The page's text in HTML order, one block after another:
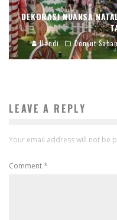
DEKORASI NUANSA
Handi Denyut
LEAVE A REPLY
Your email address will not be
Comment*